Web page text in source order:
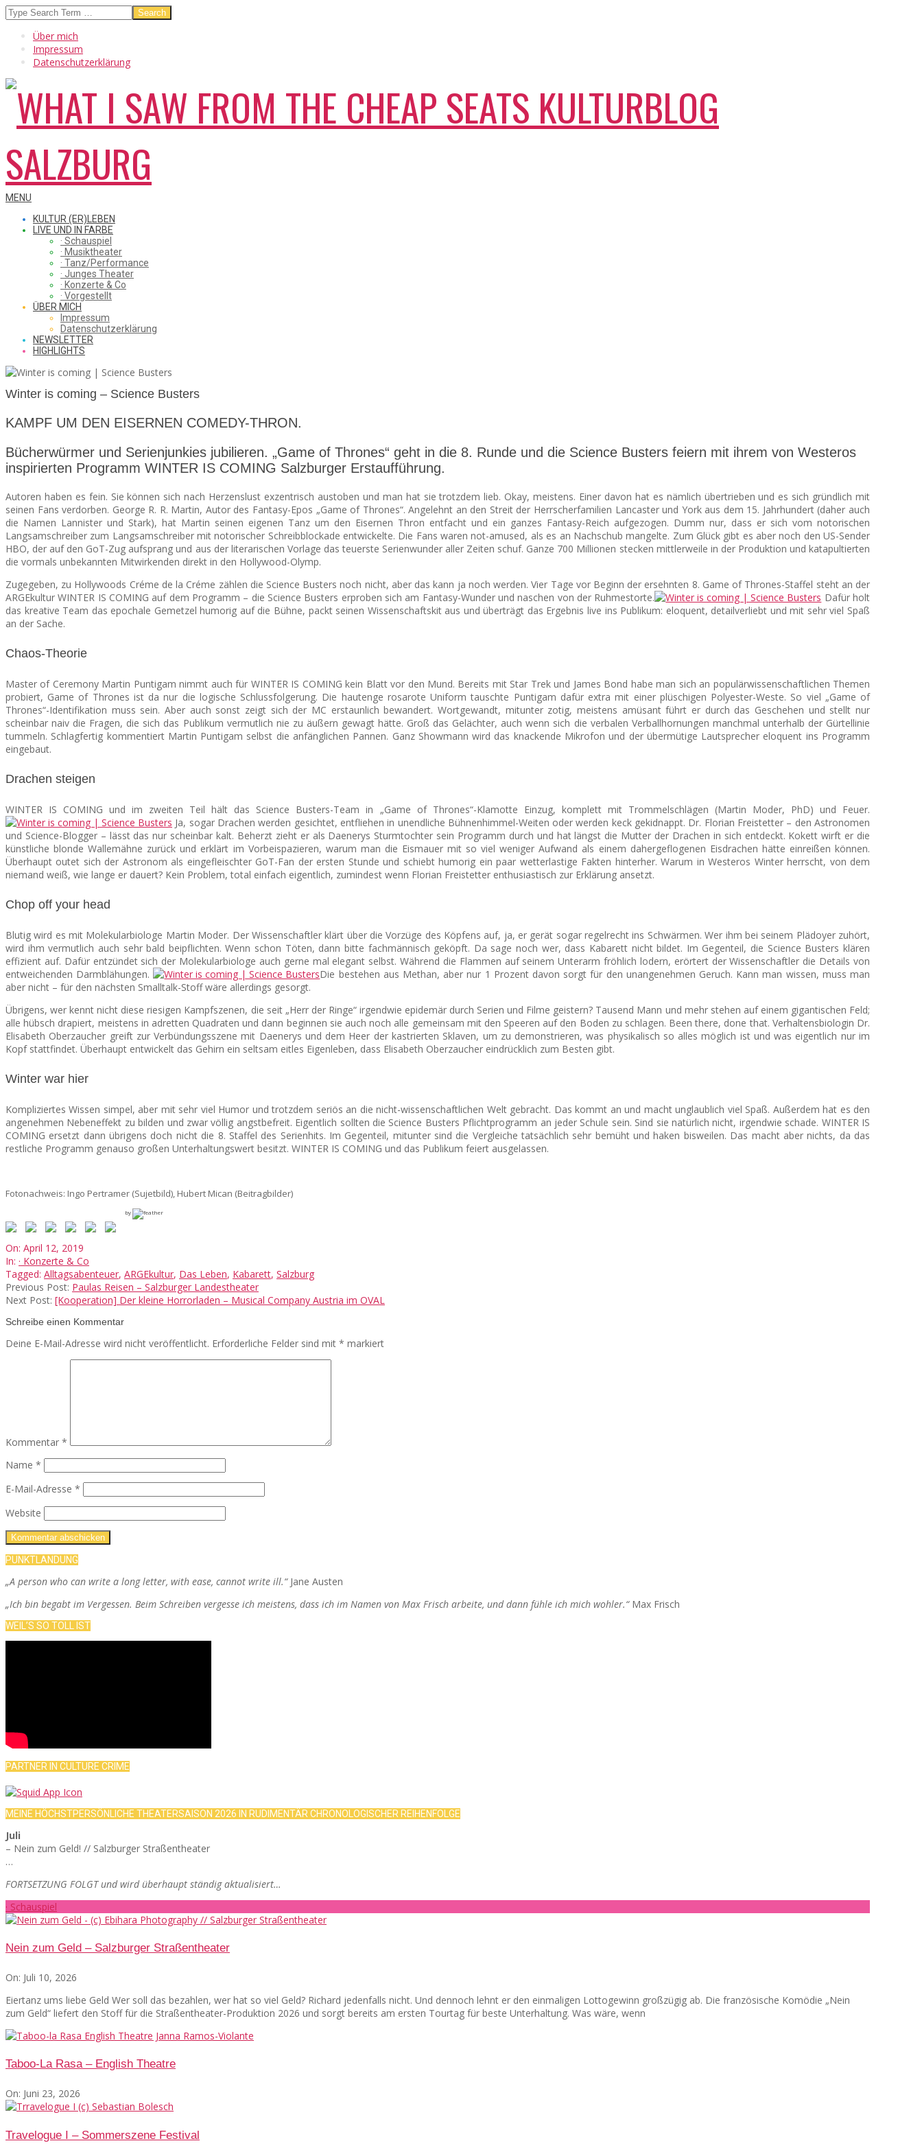
Skip
to
content
Search
Über mich
Impressum
Datenschutzerklärung
WHAT
SAW
FROM
THE
CHEAP
SEATS
Secondary
Menu
MENU
KULTUR (ER)LEBEN
LIVE UND IN FARBE
· Schauspiel
· Musiktheater
· Tanz/Performance
· Junges Theater
· Konzerte & Co
· Vorgestellt
ÜBER MICH
Impressum
Datenschutzerklärung
NEWSLETTER
HIGHLIGHTS
Winter is coming – Science Busters
KAMPF UM DEN EISERNEN COMEDY-THRON.
Bücherwürmer und Serienjunkies jubilieren. „Game of Thrones“ geht in die 8. Runde und die Science Busters feiern mit ihrem von Westeros
inspirierten Programm WINTER IS COMING Salzburger Erstaufführung.
Autoren haben es fein. Sie können sich nach Herzenslust exzentrisch austoben und man hat sie trotzdem lieb. Okay, meistens. Einer davon hat es nämlich übertrieben und es sich gründlich mit
seinen Fans verdorben. George R. R. Martin, Autor des Fantasy-Epos „Game of Thrones“. Angelehnt an den Streit der Herrscherfamilien Lancaster und York aus dem 15. Jahrhundert (daher auch
die Namen Lannister und Stark), hat Martin seinen eigenen Tanz um den Eisernen Thron entfacht und ein ganzes Fantasy-Reich aufgezogen. Dumm nur, dass er sich vom notorischen
Langsamschreiber zum Langsamschreiber mit notorischer Schreibblockade entwickelte. Die Fans waren not-amused, als es an Nachschub mangelte. Zum Glück gibt es aber noch den US-Sender
HBO, der auf den GoT-Zug aufsprang und aus der literarischen Vorlage das teuerste Serienwunder aller Zeiten schuf. Ganze 700 Millionen stecken mittlerweile in der Produktion und katapultierten
die vormals unbekannten Mitwirkenden direkt in den Hollywood-Olymp.
Zugegeben, zu Hollywoods Créme de la Créme zählen die Science Busters noch nicht, aber das kann ja noch werden. Vier Tage vor Beginn der ersehnten 8. Game of Thrones-Staffel steht an der
ARGEkultur WINTER IS COMING auf dem Programm – die Science Busters erproben sich am Fantasy-Wunder und naschen von der Ruhmestorte.
Dafür holt
das kreative Team das epochale Gemetzel humorig auf die Bühne, packt seinen Wissenschaftskit aus und überträgt das Ergebnis live ins Publikum: eloquent, detailverliebt und mit sehr viel Spaß
an der Sache.
Chaos-Theorie
Master of Ceremony Martin Puntigam nimmt auch für WINTER IS COMING kein Blatt vor den Mund. Bereits mit Star Trek und James Bond habe man sich an populärwissenschaftlichen Themen
probiert, Game of Thrones ist da nur die logische Schlussfolgerung. Die hautenge rosarote Uniform tauschte Puntigam dafür extra mit einer plüschigen Polyester-Weste. So viel „Game of
Thrones“-Identifikation muss sein. Aber auch sonst zeigt sich der MC erstaunlich bewandert. Wortgewandt, mitunter zotig, meistens amüsant führt er durch das Geschehen und stellt nur
scheinbar naiv die Fragen, die sich das Publikum vermutlich nie zu äußern gewagt hätte. Groß das Gelächter, auch wenn sich die verbalen Verballhornungen manchmal unterhalb der Gürtellinie
tummeln. Schlagfertig kommentiert Martin Puntigam selbst die anfänglichen Pannen. Ganz Showmann wird das knackende Mikrofon und der übermütige Lautsprecher eloquent ins Programm
eingebaut.
Drachen steigen
WINTER IS COMING und im zweiten Teil hält das Science Busters-Team in „Game of Thrones“-Klamotte Einzug, komplett mit Trommelschlägen (Martin Moder, PhD) und Feuer.
Ja, sogar Drachen werden gesichtet, entfliehen in unendliche Bühnenhimmel-Weiten oder werden keck gekidnappt. Dr. Florian Freistetter – den Astronomen
und Science-Blogger – lässt das nur scheinbar kalt. Beherzt zieht er als Daenerys Sturmtochter sein Programm durch und hat längst die Mutter der Drachen in sich entdeckt. Kokett wirft er die
künstliche blonde Wallemähne zurück und erklärt im Vorbeispazieren, warum man die Eismauer mit so viel weniger Aufwand als einem dahergeflogenen Eisdrachen hätte einreißen können.
Überhaupt outet sich der Astronom als eingefleischter GoT-Fan der ersten Stunde und schiebt humorig ein paar wetterlastige Fakten hinterher. Warum in Westeros Winter herrscht, von dem
niemand weiß, wie lange er dauert? Kein Problem, total einfach eigentlich, zumindest wenn Florian Freistetter enthusiastisch zur Erklärung ansetzt.
Chop off your head
Blutig wird es mit Molekularbiologe Martin Moder. Der Wissenschaftler klärt über die Vorzüge des Köpfens auf, ja, er gerät sogar regelrecht ins Schwärmen. Wer ihm bei seinem Plädoyer zuhört,
wird ihm vermutlich auch sehr bald beipflichten. Wenn schon Töten, dann bitte fachmännisch geköpft. Da sage noch wer, dass Kabarett nicht bildet. Im Gegenteil, die Science Busters klären
effizient auf. Dafür entzündet sich der Molekularbiologe auch gerne mal elegant selbst. Während die Flammen auf seinem Unterarm fröhlich lodern, erörtert der Wissenschaftler die Details von
entweichenden Darmblähungen.
Die bestehen aus Methan, aber nur 1 Prozent davon sorgt für den unangenehmen Geruch. Kann man wissen, muss man
aber nicht – für den nächsten Smalltalk-Stoff wäre allerdings gesorgt.
Übrigens, wer kennt nicht diese riesigen Kampfszenen, die seit „Herr der Ringe“ irgendwie epidemär durch Serien und Filme geistern? Tausend Mann und mehr stehen auf einem gigantischen Feld;
alle hübsch drapiert, meistens in adretten Quadraten und dann beginnen sie auch noch alle gemeinsam mit den Speeren auf den Boden zu schlagen. Been there, done that. Verhaltensbiologin Dr.
Elisabeth Oberzaucher greift zur Verbündungsszene mit Daenerys und dem Heer der kastrierten Sklaven, um zu demonstrieren, was physikalisch so alles möglich ist und was eigentlich nur im
Kopf stattfindet. Überhaupt entwickelt das Gehirn ein seltsam eitles Eigenleben, dass Elisabeth Oberzaucher eindrücklich zum Besten gibt.
Winter war hier
Kompliziertes Wissen simpel, aber mit sehr viel Humor und trotzdem seriös an die nicht-wissenschaftlichen Welt gebracht. Das kommt an und macht unglaublich viel Spaß. Außerdem hat es den
angenehmen Nebeneffekt zu bilden und zwar völlig angstbefreit. Eigentlich sollten die Science Busters Pflichtprogramm an jeder Schule sein. Sind sie natürlich nicht, irgendwie schade. WINTER IS
COMING ersetzt dann übrigens doch nicht die 8. Staffel des Serienhits. Im Gegenteil, mitunter sind die Vergleiche tatsächlich sehr bemüht und haken bisweilen. Das macht aber nichts, da das
restliche Programm genauso großen Unterhaltungswert besitzt. WINTER IS COMING und das Publikum feiert ausgelassen.
Fotonachweis: Ingo Pertramer (Sujetbild), Hubert Mican (Beitragbilder)
by
2019-
04-
12
On: April 12, 2019
In: · Konzerte & Co
Tagged: Alltagsabenteuer, ARGEkultur, Das Leben, Kabarett, Salzburg
Previous Post: Paulas Reisen – Salzburger Landestheater
Next Post: [Kooperation] Der kleine Horrorladen – Musical Company Austria im OVAL
Schreibe einen Kommentar
Deine E-Mail-Adresse wird nicht veröffentlicht. Erforderliche Felder sind mit * markiert
Kommentar *
Name *
E-Mail-Adresse *
Website
PUNKTLANDUNG
„A person who can write a long letter, with ease, cannot write ill.“Jane Austen
„Ich bin begabt im Vergessen. Beim Schreiben vergesse ich meistens, dass ich im Namen von Max Frisch arbeite, und dann fühle ich mich wohler.“Max Frisch
WEIL’S SO TOLL IST
PARTNER IN CULTURE CRIME
MEINE HÖCHSTPERSÖNLICHE THEATERSAISON 2026 IN RUDIMENTÄR CHRONOLOGISCHER REIHENFOLGE
Juli
– Nein zum Geld! // Salzburger Straßentheater
…
FORTSETZUNG FOLGT und wird überhaupt ständig aktualisiert…
· Schauspiel
Nein zum Geld – Salzburger Straßentheater
On: Juli 10, 2026
Eiertanz ums liebe Geld Wer soll das bezahlen, wer hat so viel Geld? Richard jedenfalls nicht. Und dennoch lehnt er den einmaligen Lottogewinn großzügig ab. Die französische Komödie „Nein
zum Geld“ liefert den Stoff für die Straßentheater-Produktion 2026 und sorgt bereits am ersten Tourtag für beste Unterhaltung. Was wäre, wenn
Taboo-La Rasa – English Theatre
On: Juni 23, 2026
Travelogue I – Sommerszene Festival